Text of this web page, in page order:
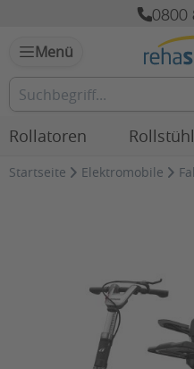
0800
Menü
Rollatoren
Startseite Elektromobile